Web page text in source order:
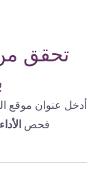
مواقع
الويب
الإنترنت
تحقق
أدخل عنوان موقع
فحصالأداءو